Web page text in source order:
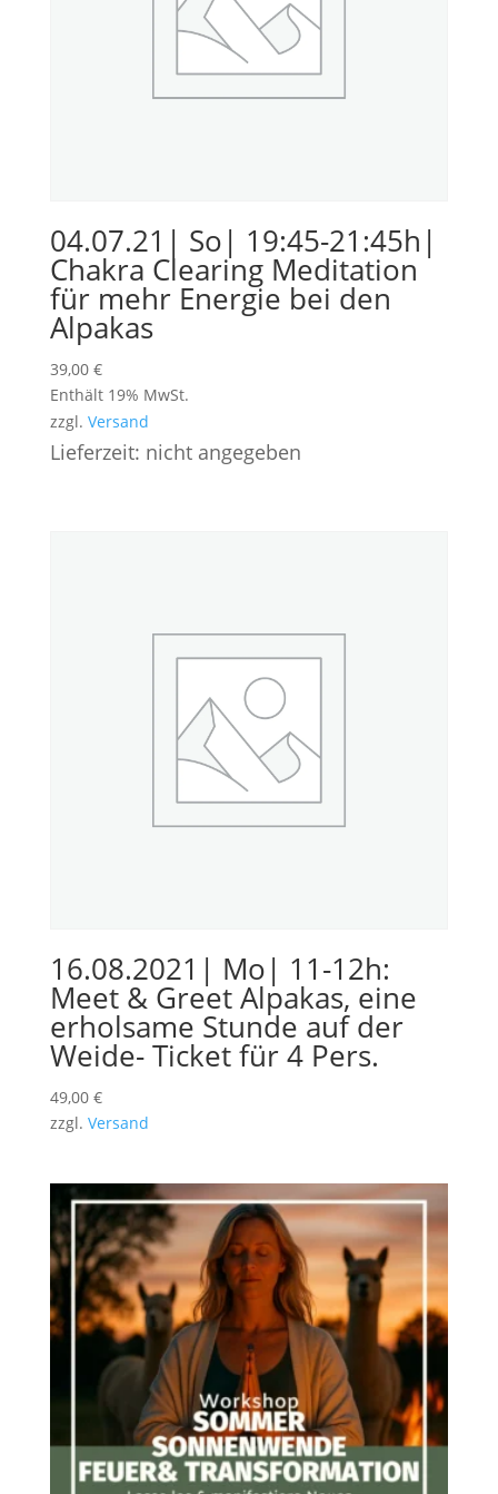
04.07.21| So| 19:45-21:45h|
Chakra Clearing Meditation
für mehr Energie bei den
Alpakas
39,00 €
Enthält 19% MwSt.
zzgl. Versand
Lieferzeit: nicht angegeben
16.08.2021| Mo| 11-12h:
Meet & Greet Alpakas, eine
erholsame Stunde auf der
Weide- Ticket für 4 Pers.
49,00 €
zzgl. Versand